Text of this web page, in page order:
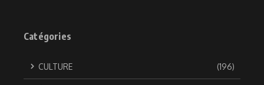
Catégories
CULTURE (196)